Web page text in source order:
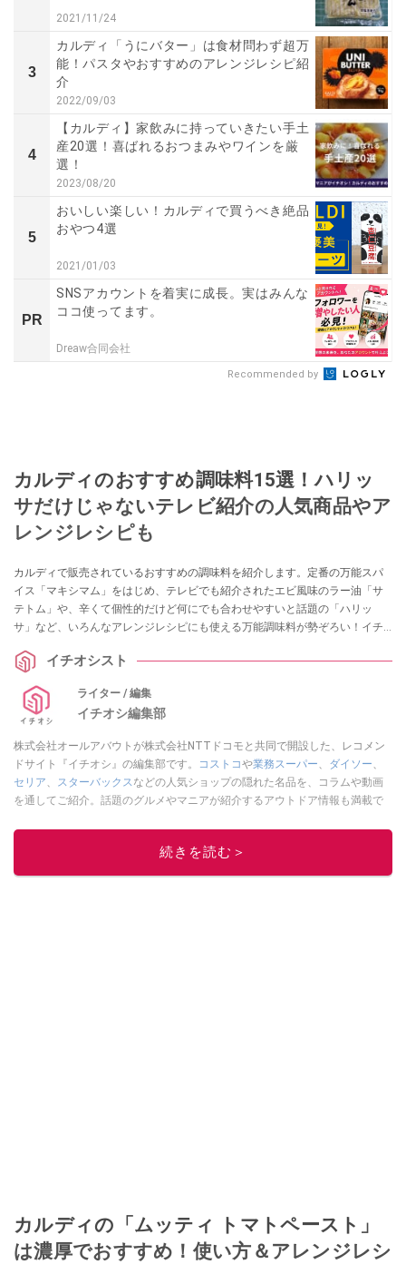
2021/11/24
3
カルディ「うにバター」は食材問わず超万
能！パスタやおすすめのアレンジレシピ紹
介
2022/09/03
4
【カルディ】家飲みに持っていきたい手土
産20選！喜ばれるおつまみやワインを厳
選！
2023/08/20
5
おいしい楽しい！カルディで買うべき絶品
おやつ4選
2021/01/03
PR
SNSアカウントを着実に成長。実はみんな
ココ使ってます。
Dreaw合同会社
Recommended by
カルディのおすすめ調味料15選！ハリッ
サだけじゃないテレビ紹介の人気商品やア
レンジレシピも
カルディで販売されているおすすめの調味料を紹介します。定番の万能スパ
イス「マキシマム」をはじめ、テレビでも紹介されたエビ風味のラー油「サ
テトム」や、辛くて個性的だけど何にでも合わせやすいと話題の「ハリッ
サ」など、いろんなアレンジレシピにも使える万能調味料が勢ぞろい！イチ
イチオシスト
ライター / 編集
イチオシ編集部
株式会社オールアバウトが株式会社NTTドコモと共同で開設した、レコメン
ドサイト『イチオシ』の編集部です。
コストコや業務スーパー ダイソー
セリア
スターバックス などの人気ショップの隠れた名品を、コラムや動画
を通してご紹介。話題のグルメやマニアが紹介するアウトドア情報も満載で
レビューしています。毎日トレンド情報をお届けしているので、ぜひ
してください！続きを読む＞
カルディの「ムッティ トマトペースト」
は濃厚でおすすめ！使い方＆アレンジレシ